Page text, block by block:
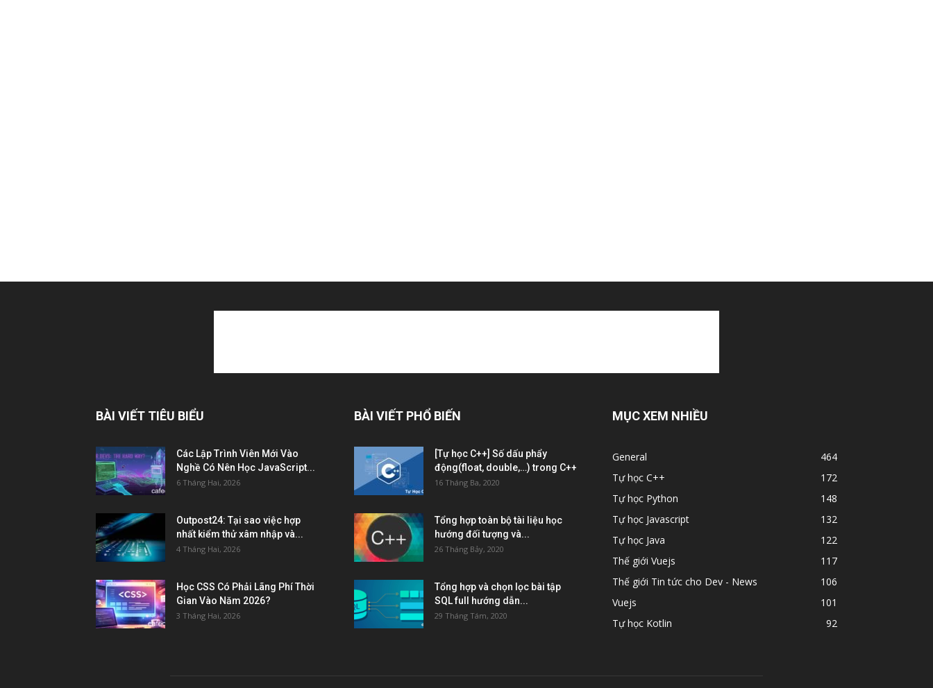
BÀI VIẾT TIÊU BIỂU
Các Lập Trình Viên Mới Vào
Nghề Có Nên Học JavaScript...
6 Tháng Hai, 2026
Outpost24: Tại sao việc hợp
nhất kiểm thử xâm nhập và...
4 Tháng Hai, 2026
Học CSS Có Phải Lãng Phí Thời
Gian Vào Năm 2026?
3 Tháng Hai, 2026
BÀI VIẾT PHỔ BIẾN
[Tự học C++] Số dấu phẩy
động(float, double,…) trong C++
16 Tháng Ba, 2020
Tổng hợp toàn bộ tài liệu học
hướng đối tượng và...
26 Tháng Bảy, 2020
Tổng hợp và chọn lọc bài tập
SQL full hướng dẫn...
29 Tháng Tám, 2020
MỤC XEM NHIỀU
General
464
Tự học C++
172
Tự học Python
148
Tự học Javascript
132
Tự học Java
122
Thế giới Vuejs
117
Thế giới Tin tức cho Dev - News
106
Vuejs
101
Tự học Kotlin
92